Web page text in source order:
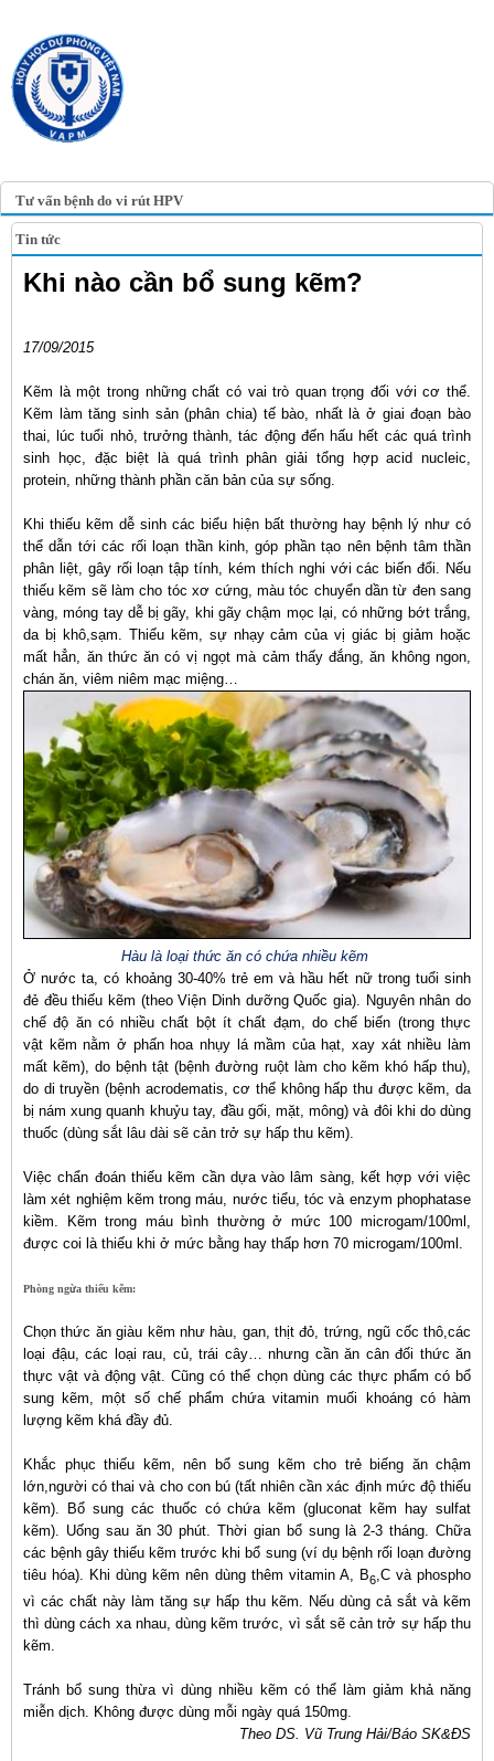
Tư vấn bệnh do vi rút HPV
Tin tức
Khi nào cần bổ sung kẽm?
17/09/2015
Kẽm là một trong những chất có vai trò quan trọng đối với cơ thể.
Kẽm làm tăng sinh sản (phân chia) tế bào, nhất là ở giai đoạn bào
thai, lúc tuổi nhỏ, trưởng thành, tác động đến hấu hết các quá trình
sinh học, đặc biệt là quá trình phân giải tổng hợp acid nucleic,
protein, những thành phần căn bản của sự sống.
Khi thiếu kẽm dễ sinh các biểu hiện bất thường hay bệnh lý như có
thể dẫn tới các rối loạn thần kinh, góp phần tạo nên bệnh tâm thần
phân liệt, gây rối loạn tập tính, kém thích nghi với các biến đổi. Nếu
thiếu kẽm sẽ làm cho tóc xơ cứng, màu tóc chuyển dần từ đen sang
vàng, móng tay dễ bị gãy, khi gãy chậm mọc lại, có những bớt trắng,
da bị khô,sạm. Thiếu kẽm, sự nhạy cảm của vị giác bị giảm hoặc
mất hẳn, ăn thức ăn có vị ngọt mà cảm thấy đắng, ăn không ngon,
chán ăn, viêm niêm mạc miệng…
Hàu là loại thức ăn có chứa nhiều kẽm
Ở nước ta, có khoảng 30-40% trẻ em và hầu hết nữ trong tuổi sinh
đẻ đều thiếu kẽm (theo Viện Dinh dưỡng Quốc gia). Nguyên nhân do
chế độ ăn có nhiều chất bột ít chất đạm, do chế biến (trong thực
vật kẽm nằm ở phấn hoa nhụy lá mầm của hạt, xay xát nhiều làm
mất kẽm), do bệnh tật (bệnh đường ruột làm cho kẽm khó hấp thu),
do di truyền (bệnh acrodematis, cơ thể không hấp thu được kẽm, da
bị nám xung quanh khuỷu tay, đầu gối, mặt, mông) và đôi khi do dùng
thuốc (dùng sắt lâu dài sẽ cản trở sự hấp thu kẽm).
Việc chẩn đoán thiếu kẽm cần dựa vào lâm sàng, kết hợp với việc
làm xét nghiệm kẽm trong máu, nước tiểu, tóc và enzym phophatase
kiềm. Kẽm trong máu bình thường ở mức 100 microgam/100ml,
được coi là thiếu khi ở mức bằng hay thấp hơn 70 microgam/100ml.
Phòng ngừa thiếu kẽm:
Chọn thức ăn giàu kẽm như hàu, gan, thịt đỏ, trứng, ngũ cốc thô,các
loại đậu, các loại rau, củ, trái cây… nhưng cần ăn cân đối thức ăn
thực vật và động vật. Cũng có thể chọn dùng các thực phẩm có bổ
sung kẽm, một số chế phẩm chứa vitamin muối khoáng có hàm
lượng kẽm khá đầy đủ.
Khắc phục thiếu kẽm, nên bổ sung kẽm cho trẻ biếng ăn chậm
lớn,người có thai và cho con bú (tất nhiên cần xác định mức độ thiếu
kẽm). Bổ sung các thuốc có chứa kẽm (gluconat kẽm hay sulfat
kẽm). Uống sau ăn 30 phút. Thời gian bổ sung là 2-3 tháng. Chữa
các bệnh gây thiếu kẽm trước khi bổ sung (ví dụ bệnh rối loạn đường
tiêu hóa). Khi dùng kẽm nên dùng thêm vitamin A, B6,C và phospho
vì các chất này làm tăng sự hấp thu kẽm. Nếu dùng cả sắt và kẽm
thì dùng cách xa nhau, dùng kẽm trước, vì sắt sẽ cản trở sự hấp thu
kẽm.
Tránh bổ sung thừa vì dùng nhiều kẽm có thể làm giảm khả năng
miễn dịch. Không được dùng mỗi ngày quá 150mg.
Theo DS. Vũ Trung Hải/Báo SK&ĐS